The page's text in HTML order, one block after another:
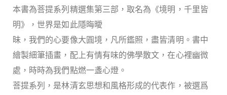
本書為菩提系列精選集第三部，取名為《境明，千里皆
明》，世界是如此隱晦曖
昧，我們的心要像大圓境，凡所鑑照，盡皆清明。書中
繪製細筆插畫，配上有情有味的佛學散文，在心裡幽微
處，時時為我們點燃一盞心燈。
菩提系列，是林清玄思想和風格形成的代表作，被選爲